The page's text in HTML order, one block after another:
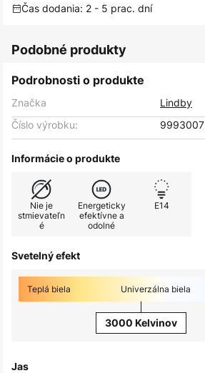
Čas dodania: 2 - 5 prac. dní
Podobné produkty
Podrobnosti o produkte
Značka
Lindby
Číslo výrobku:
9993007
Informácie o produkte
Nie je
stmievateľn
é
Energeticky
efektívne a
odolné
E14
Svetelný efekt
Teplá biela Univerzálna biela
3000 Kelvinov
Jas